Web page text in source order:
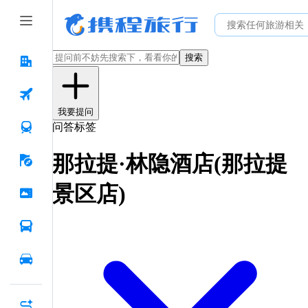
搜索
我要提问
问答标签
那拉提·林隐酒店(那拉提
景区店)